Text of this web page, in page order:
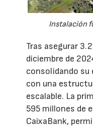
Instalación
Tras asegurar
diciembre de
consolidando su
con una
escalable. La
595 millones de
CaixaBank,